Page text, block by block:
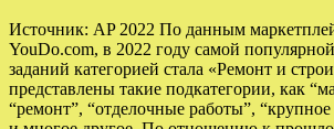
Источник: AP 2022 По данным
YouDo.com, в 2022 году самой
заданий категорией стала «Ремонт и
представлены такие подкатегории, как
“ремонт”, “отделочные работы”, “крупное